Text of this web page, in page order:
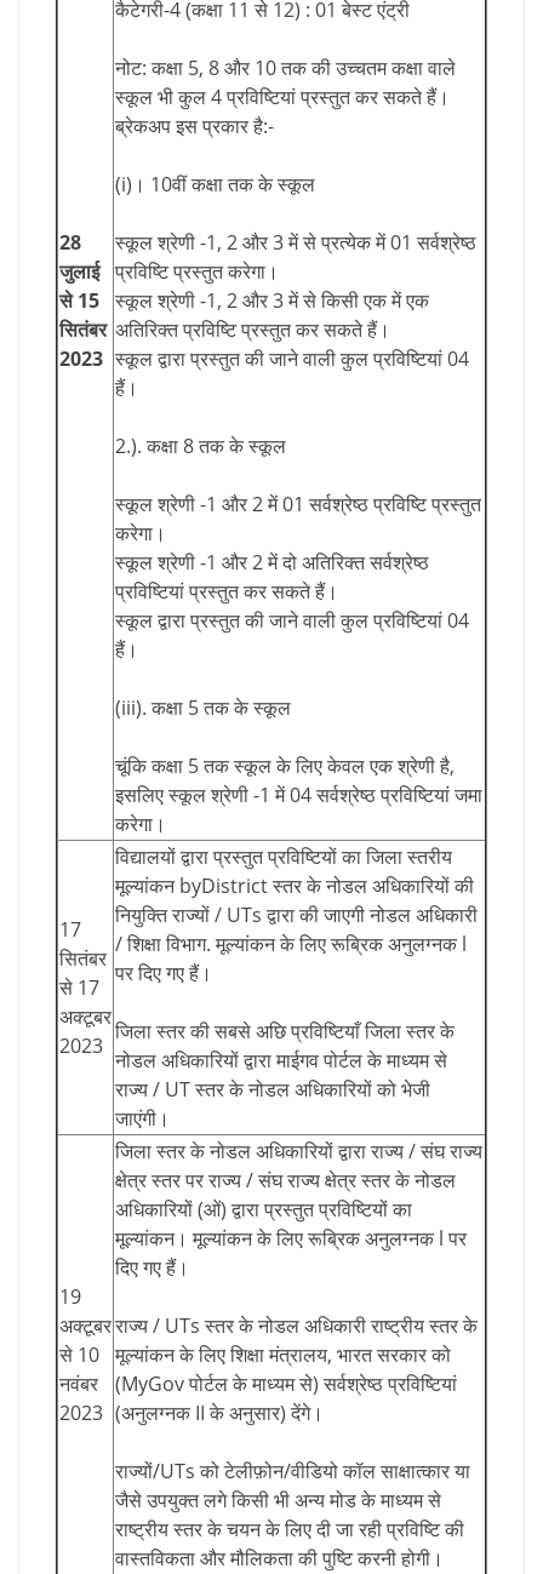
28
जुलाई
से 15
सितंबर
2023
कैटेगरी-4 (कक्षा 11 से 12) : 01 बेस्ट एंट्री
नोट: कक्षा 5, 8 और 10 तक की उच्चतम कक्षा वाले
स्कूल भी कुल 4 प्रविष्टियां प्रस्तुत कर सकते हैं।
ब्रेकअप इस प्रकार है:-
(i)। 10वीं कक्षा तक के स्कूल
स्कूल श्रेणी -1, 2 और 3 में से प्रत्येक में 01 सर्वश्रेष्ठ
प्रविष्टि प्रस्तुत करेगा।
स्कूल श्रेणी -1, 2 और 3 में से किसी एक में एक
अतिरिक्त प्रविष्टि प्रस्तुत कर सकते हैं।
स्कूल द्वारा प्रस्तुत की जाने वाली कुल प्रविष्टियां 04
हैं।
2.). कक्षा 8 तक के स्कूल
स्कूल श्रेणी -1 और 2 में 01 सर्वश्रेष्ठ प्रविष्टि प्रस्तुत
करेगा।
स्कूल श्रेणी -1 और 2 में दो अतिरिक्त सर्वश्रेष्ठ
प्रविष्टियां प्रस्तुत कर सकते हैं।
स्कूल द्वारा प्रस्तुत की जाने वाली कुल प्रविष्टियां 04
हैं।
(iii). कक्षा 5 तक के स्कूल
चूंकि कक्षा 5 तक स्कूल के लिए केवल एक श्रेणी है,
इसलिए स्कूल श्रेणी -1 में 04 सर्वश्रेष्ठ प्रविष्टियां जमा
करेगा।
17
सितंबर
से 17
अक्टूबर
2023
विद्यालयों द्वारा प्रस्तुत प्रविष्टियों का जिला स्तरीय
मूल्यांकन byDistrict स्तर के नोडल अधिकारियों की
नियुक्ति राज्यों / UTs द्वारा की जाएगी नोडल अधिकारी
/ शिक्षा विभाग. मूल्यांकन के लिए रूब्रिक अनुलग्नक l
पर दिए गए हैं।
जिला स्तर की सबसे अछि प्रविष्टियाँ जिला स्तर के
नोडल अधिकारियों द्वारा माईगव पोर्टल के माध्यम से
राज्य / UT स्तर के नोडल अधिकारियों को भेजी
जाएंगी।
19
अक्टूबर
से 10
नवंबर
2023
जिला स्तर के नोडल अधिकारियों द्वारा राज्य / संघ राज्य
क्षेत्र स्तर पर राज्य / संघ राज्य क्षेत्र स्तर के नोडल
अधिकारियों (ओं) द्वारा प्रस्तुत प्रविष्टियों का
मूल्यांकन। मूल्यांकन के लिए रूब्रिक अनुलग्नक l पर
दिए गए हैं।
राज्य / UTs स्तर के नोडल अधिकारी राष्ट्रीय स्तर के
मूल्यांकन के लिए शिक्षा मंत्रालय, भारत सरकार को
(MyGov पोर्टल के माध्यम से) सर्वश्रेष्ठ प्रविष्टियां
(अनुलग्नक II के अनुसार) देंगे।
राज्यों/UTs को टेलीफ़ोन/वीडियो कॉल साक्षात्कार या
जैसे उपयुक्त लगे किसी भी अन्य मोड के माध्यम से
राष्ट्रीय स्तर के चयन के लिए दी जा रही प्रविष्टि की
वास्तविकता और मौलिकता की पुष्टि करनी होगी।